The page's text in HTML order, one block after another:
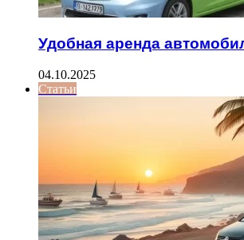
Удобная аренда
04.10.2025
Статьи